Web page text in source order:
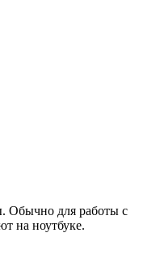
Обычно для работы с
на ноутбуке.